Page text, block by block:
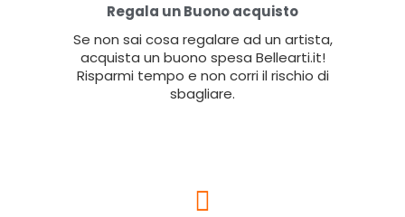
Regala un Buono acquisto
Se non sai cosa regalare ad un artista,
acquista un buono spesa Bellearti.it!
Risparmi tempo e non corri il rischio di
sbagliare.